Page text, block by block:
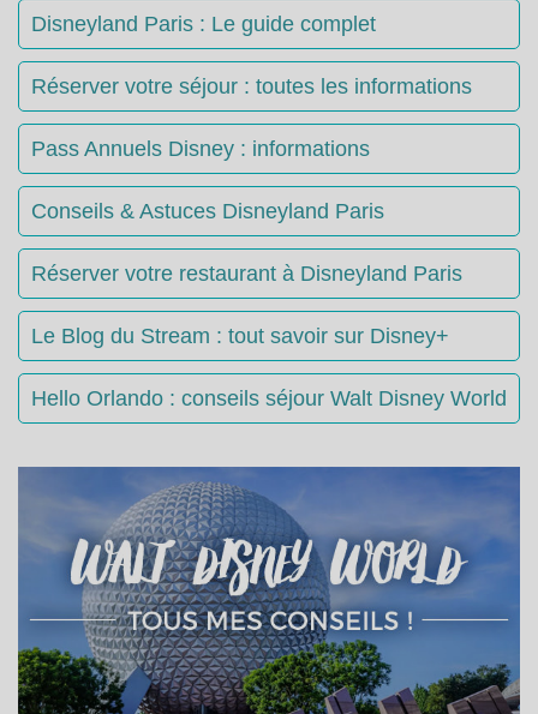
Disneyland Paris : Le guide complet
Réserver votre séjour : toutes les informations
Pass Annuels Disney : informations
Conseils & Astuces Disneyland Paris
Réserver votre restaurant à Disneyland Paris
Le Blog du Stream : tout savoir sur Disney+
Hello Orlando : conseils séjour Walt Disney World